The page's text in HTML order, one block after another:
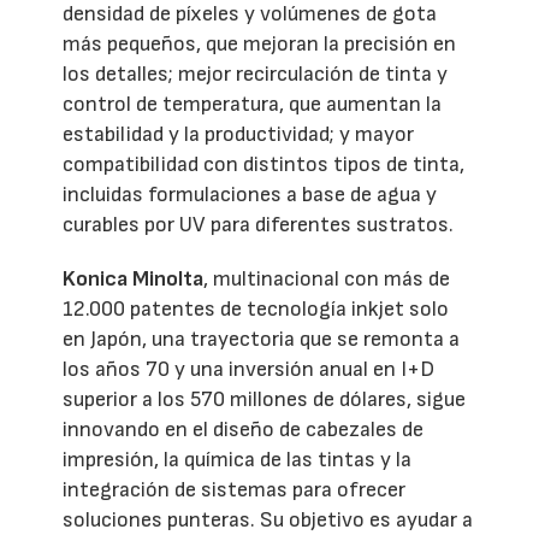
densidad de píxeles y volúmenes de gota
más pequeños, que mejoran la precisión en
los detalles; mejor recirculación de tinta y
control de temperatura, que aumentan la
estabilidad y la productividad; y mayor
compatibilidad con distintos tipos de tinta,
incluidas formulaciones a base de agua y
curables por UV para diferentes sustratos.
Konica Minolta, multinacional con más de
12.000 patentes de tecnología inkjet solo
en Japón, una trayectoria que se remonta a
los años 70 y una inversión anual en I+D
superior a los 570 millones de dólares, sigue
innovando en el diseño de cabezales de
impresión, la química de las tintas y la
integración de sistemas para ofrecer
soluciones punteras. Su objetivo es ayudar a